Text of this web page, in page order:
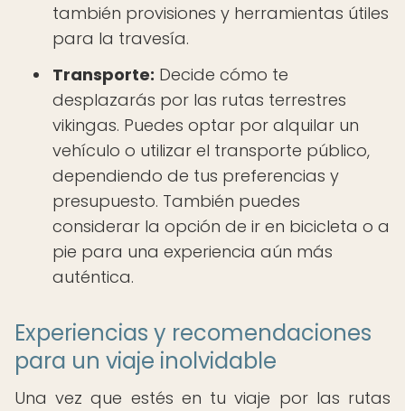
también provisiones y herramientas útiles
para la travesía.
Transporte: Decide cómo te
desplazarás por las rutas terrestres
vikingas. Puedes optar por alquilar un
vehículo o utilizar el transporte público,
dependiendo de tus preferencias y
presupuesto. También puedes
considerar la opción de ir en bicicleta o a
pie para una experiencia aún más
auténtica.
Experiencias y recomendaciones
para un viaje inolvidable
Una vez que estés en tu viaje por las rutas